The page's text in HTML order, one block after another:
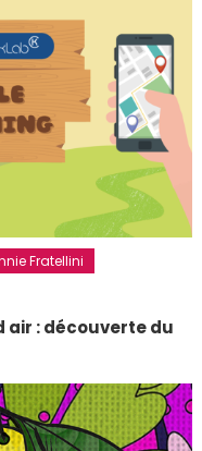
Fratellini
air : découverte du